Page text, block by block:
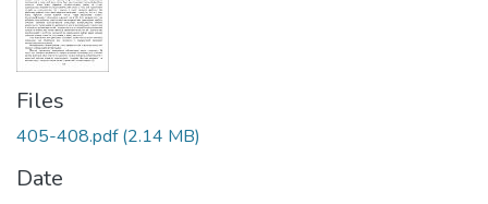
Files
405-408.pdf(2.14 MB)
Date